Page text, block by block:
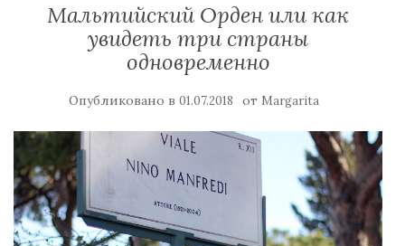
Мальтийский Орден или как
увидеть три страны
одновременно
Опубликовано в 01.07.2018 от Margarita